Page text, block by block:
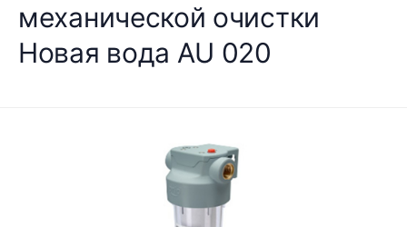
механической очистки
Новая вода AU 020